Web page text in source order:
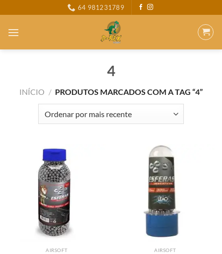
to
content
64 981231789
4
INÍCIO / PRODUTOS MARCADOS COM A TAG “4”
AIRSOFT AIRSOFT